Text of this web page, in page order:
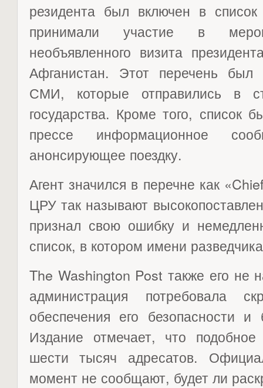
резидента был включен в
принимали участие в
необъявленного визита
Афганистан. Этот перечень был
СМИ, которые отправились в
государства. Кроме того, список
прессе информационное
анонсирующее поездку.
Агент значился в перечне как
ЦРУ так называют
признал свою ошибку и
список, в котором имени
The Washington Post также его не
администрация потребовала
обеспечения его безопасности и
Издание отмечает, что
шести тысяч адресатов.
момент не сообщают, будет ли